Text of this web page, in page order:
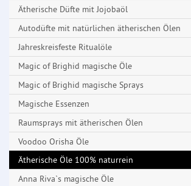
Ätherische Düfte mit Jojobaöl
Autodüfte mit natürlichen ätherischen Ölen
Jahreskreisfeste Ritualöle
Magic of Brighid magische Öle
Magic of Brighid magische Sprays
Magische Essenzen
Raumsprays mit ätherischen Ölen
Voodoo Orisha Öle
Ätherische Öle 100% naturrein
Anna Riva`s magische Öle